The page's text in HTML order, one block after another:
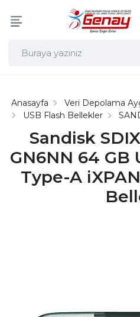
Sandisk
GN6NN 64 GB
Type-A
Anasayfa
Veri Depolama
USB Flash Bellekler